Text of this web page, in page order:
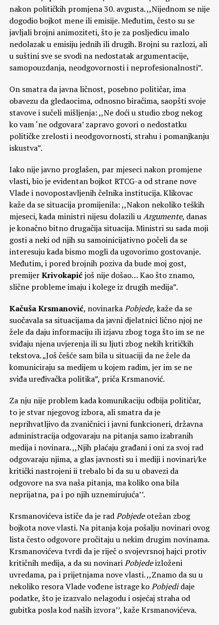
nakon političkih promjena 30. avgusta. ,,Nijednom se nije
dogodio bojkot mene ili emisije. Međutim, često su se
javljali brojni animoziteti, što je za posljedicu imalo
nedolazak u emisiju jednih ili drugih. Brojni su razlozi, ali
u suštini sve se svodi na nedostatak argumentacije,
samopouzdanja, neodgovornosti i neprofesionalnosti”.
On smatra da javna ličnost, posebno političar, ima
obavezu da gledaocima, odnosno biračima, saopšti svoje
stavove i sučeli mišljenja: ,,Ne doći u studio zbog nekog
ko vam ‘ne odgovara’ zapravo govori o nedostatku
političke zrelosti i neodgovornosti, strahu i pomanjkanju
iskustva”.
Iako nije javno proglašen, par mjeseci nakon promjene
vlasti, bio je evidentan bojkot RTCG-a od strane nove
Vlade i novopostavljenih čelnika institucija. Klikovac
kaže da se situacija promijenila: ,,Nakon nekoliko teških
mjeseci, kada ministri nijesu dolazili uArgumente, danas
je konačno bitno drugačija situacija. Ministri su sada moji
gosti a neki od njih su samoinicijativno počeli da se
interesuju kada bismo mogli da ugovorimo gostovanje.
Međutim, i pored brojnih poziva da bude moj gost,
premijerKrivokapićjoš nije došao… Kao što znamo,
slične probleme imaju i kolege iz drugih medija”.
Kačuša Krsmanović, novinarkaPobjede, kaže da se
suočavala sa situacijama da javni djelatnici lično njoj ne
žele da daju informaciju ili izjavu zbog toga što im se ne
sviđaju njena uvjerenja ili su ljuti zbog nekih kritičkih
tekstova. „Još češće sam bila u situaciji da ne žele da
komuniciraju sa medijem u kojem radim, jer im se ne
sviđa uređivačka politika”, priča Krsmanović.
Za nju nije problem kada komunikaciju odbija političar,
to je stvar njegovog izbora, ali smatra da je
neprihvatljivo da zvaničnici i javni funkcioneri, državna
administracija odgovaraju na pitanja samo izabranih
medija i novinara. ,,Njih plaćaju građani i oni za svoj rad
odgovaraju njima, a glas javnosti su i mediji i novinari/ke
kritički nastrojeni ii trebalo bi da su u obavezi da
odgovore na sva naša pitanja, ma koliko ona bila
neprijatna, pa i po njih uznemirujuća’’.
Krsmanovićeva ističe da je radPobjedeotežan zbog
bojkota nove vlasti. Na pitanja koja pošalju novinari ovog
lista često odgovore pročitaju u nekim drugim novinama.
Krsmanovićeva tvrdi da je riječ o svojevrsnoj hajci protiv
kritičnih medija, a da su novinariPobjedeizloženi
uvredama, pa i prijetnjama nove vlasti. ,,Znamo da su u
nekoliko resora Vlade vođene istrage koPobjedidaje
podatke, što je izazvalo nelagodu i osjećaj straha od
gubitka posla kod naših izvora’’, kaže Krsmanovićeva.